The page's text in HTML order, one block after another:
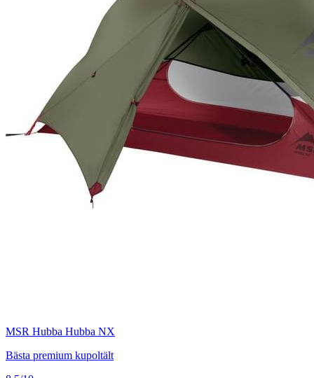
MSR Hubba Hubba NX
Bästa premium kupoltält